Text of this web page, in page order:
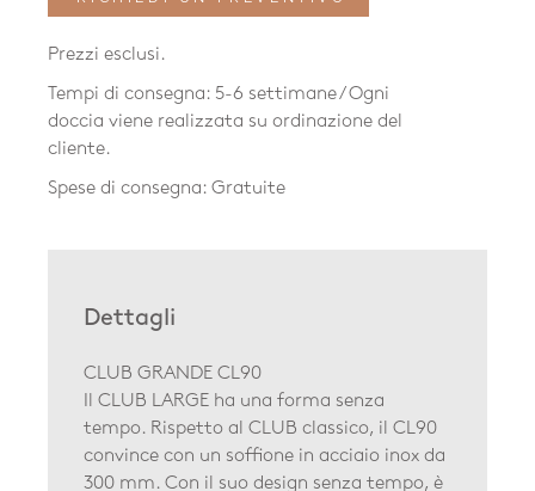
Prezzi esclusi.
Tempi di consegna: 5-6 settimane / Ogni
doccia viene realizzata su ordinazione del
cliente.
Spese di consegna: Gratuite
Dettagli
CLUB GRANDE CL90
Il CLUB LARGE ha una forma senza
tempo. Rispetto al CLUB classico, il CL90
convince con un soffione in acciaio inox da
300 mm. Con il suo design senza tempo, è